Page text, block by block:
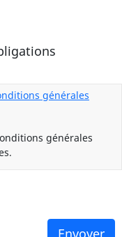
générales
générales
Envoyer